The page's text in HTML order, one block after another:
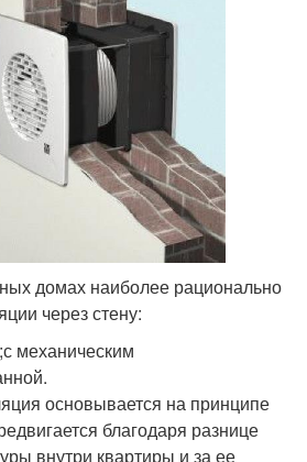
домах наиболее рационально
через стену:
механическим
основывается на принципе
благодаря разнице
внутри квартиры и за ее